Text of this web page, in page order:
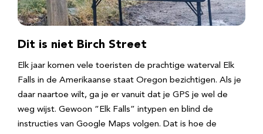
Dit is niet Birch Street
Elk jaar komen vele toeristen de prachtige waterval Elk
Falls in de Amerikaanse staat Oregon bezichtigen. Als je
daar naartoe wilt, ga je er vanuit dat je GPS je wel de
weg wijst. Gewoon “Elk Falls” intypen en blind de
instructies van Google Maps volgen. Dat is hoe de